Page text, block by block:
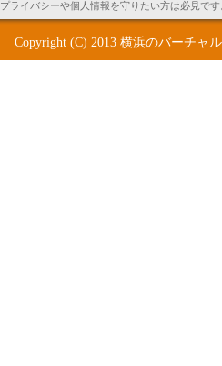
プライバシーや個人情報を守りたい方は必見で
Copyright (C) 2013 横浜のバーチャ